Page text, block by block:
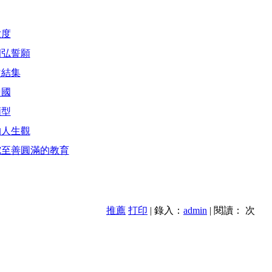
誓願
集
生觀
善圓滿的教育
推薦 打印 | 錄入： admin | 閱讀：
次